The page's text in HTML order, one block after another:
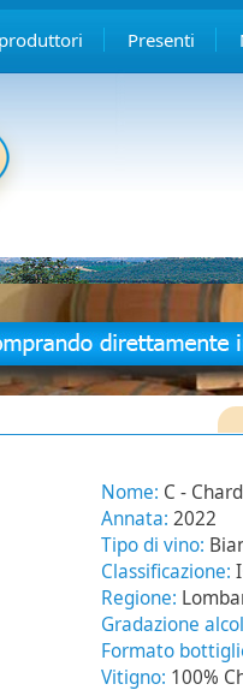
Presenti
Nome: C -
Annata: 2022
Tipo di vino:
Classificazione:
Regione:
Gradazione
Formato
Vitigno: 100%